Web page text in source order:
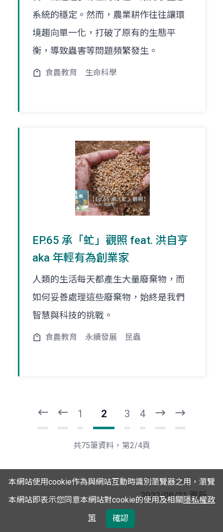
系統的穩定。然而，農業耕作往往讓環
境趨向單一化，打破了原有的生態平
衡，導致蟲害等問題頻繁發生。
食農教育 生命科學
EP.65 承「虻」觀照 feat. 洪自亨
aka 年輕有為創業家
人類的生活每天都產生大量廢棄物，而
如何妥善處理這些廢棄物，始終是我們
智慧與科技的挑戰。
食農教育 永續發展 昆蟲
1 2 3 4
一
後
共75筆資料，第2/4頁
2022/09/21 更新
本網站使用cookie作為與網站互動時識別瀏覽器之用，瀏覽
本網站即表示您同意本網站對cookie的使用及相關隱私權政
策
確認